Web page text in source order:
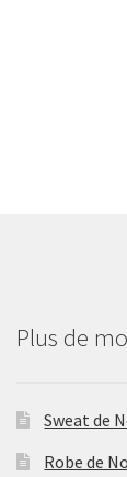
Plus de
Sweat de
Robe de